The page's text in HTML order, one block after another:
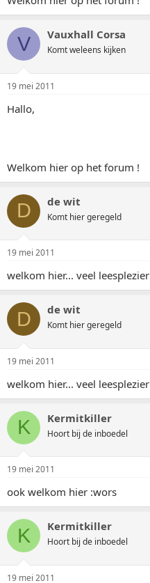
V Vauxhall Corsa
Komt weleens kijken
19 mei 2011
Hallo,
Welkom hier op het forum !
D de wit
Komt hier geregeld
19 mei 2011
welkom hier... veel leesplezier
D de wit
Komt hier geregeld
19 mei 2011
welkom hier... veel leesplezier
K Kermitkiller
Hoort bij de inboedel
19 mei 2011
ook welkom hier :wors
K Kermitkiller
Hoort bij de inboedel
19 mei 2011